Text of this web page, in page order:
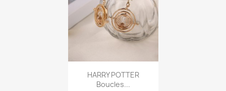
Aperçu rapide
HARRY POTTER
Boucles...